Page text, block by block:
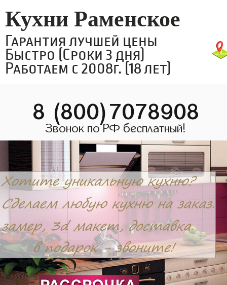
Кухни Раменское
Гарантия лучшей цены
Быстро (Сроки 3 дня)
Работаем с 2008г. (18 лет)
8 (800)7078908
Звонок по РФ бесплатный!